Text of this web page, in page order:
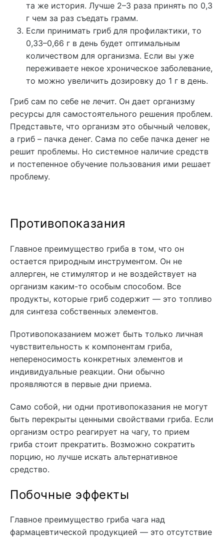
та же история. Лучше 2–3 раза принять по 0,3
г чем за раз съедать грамм.
Если принимать гриб для профилактики, то
0,33–0,66 г в день будет оптимальным
количеством для организма. Если вы уже
переживаете некое хроническое заболевание,
то можно увеличить дозировку до 1 г в день.
Гриб сам по себе не лечит. Он дает организму
ресурсы для самостоятельного решения проблем.
Представьте, что организм это обычный человек,
а гриб – пачка денег. Сама по себе пачка денег не
решит проблемы. Но системное наличие средств
и постепенное обучение пользования ими решает
проблему.
Противопоказания
Главное преимущество гриба в том, что он
остается природным инструментом. Он не
аллерген, не стимулятор и не воздействует на
организм каким-то особым способом. Все
продукты, которые гриб содержит — это топливо
для синтеза собственных элементов.
Противопоказанием может быть только личная
чувствительность к компонентам гриба,
непереносимость конкретных элементов и
индивидуальные реакции. Они обычно
проявляются в первые дни приема.
Само собой, ни одни противопоказания не могут
быть перекрыты ценными свойствами гриба. Если
организм остро реагирует на чагу, то прием
гриба стоит прекратить. Возможно сократить
порцию, но лучше искать альтернативное
средство.
Побочные эффекты
Главное преимущество гриба чага над
фармацевтической продукцией — это отсутствие